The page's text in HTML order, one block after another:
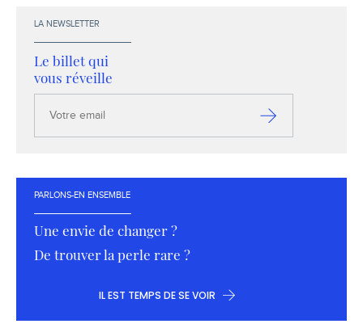
LA NEWSLETTER
Le billet qui
vous réveille
email
S’inscrire
PARLONS-EN ENSEMBLE
Une envie de changer ?
De trouver la perle rare ?
IL EST TEMPS DE SE VOIR